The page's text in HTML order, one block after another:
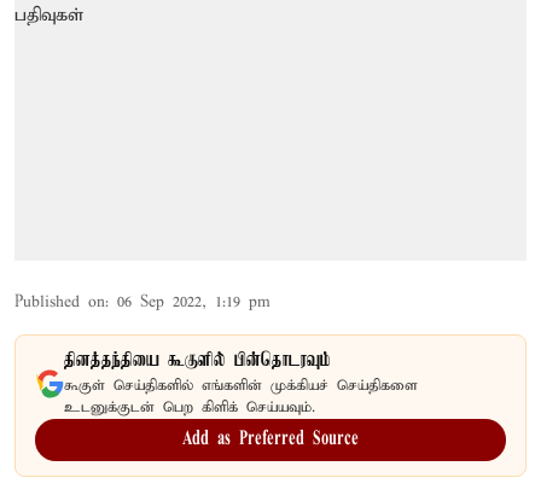
Published on: 06 Sep 2022, 1:19 pm
தினத்தந்தியை கூகுளில் பின்தொடரவும்
கூகுள் செய்திகளில் எங்களின் முக்கியச் செய்திகளை
உடனுக்குடன் பெற கிளிக் செய்யவும்.
Add as Preferred Source